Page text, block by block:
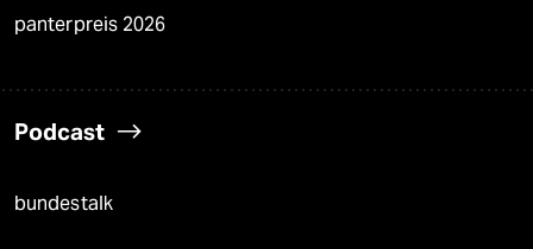
panterpreis 2026
Podcast
bundestalk